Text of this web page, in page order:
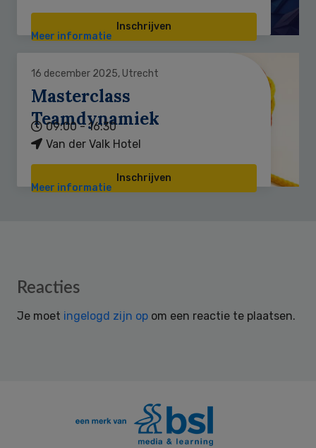
Inschrijven
Meer informatie
16 december 2025, Utrecht
Masterclass
Teamdynamiek
09:00 - 16:30
Van der Valk Hotel
Inschrijven
Meer informatie
Reader
Reacties
Je moet ingelogd zijn op om een reactie te plaatsen.